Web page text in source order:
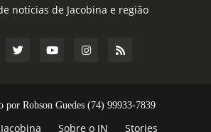
notícias de Jacobina e região
por Robson Guedes (74) 99933-7839
Sobre o JN Stories